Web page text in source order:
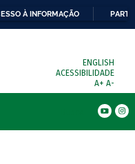
À INFORMAÇÃO
ENGLISH
ACESSIBILIDADE
A+ A-